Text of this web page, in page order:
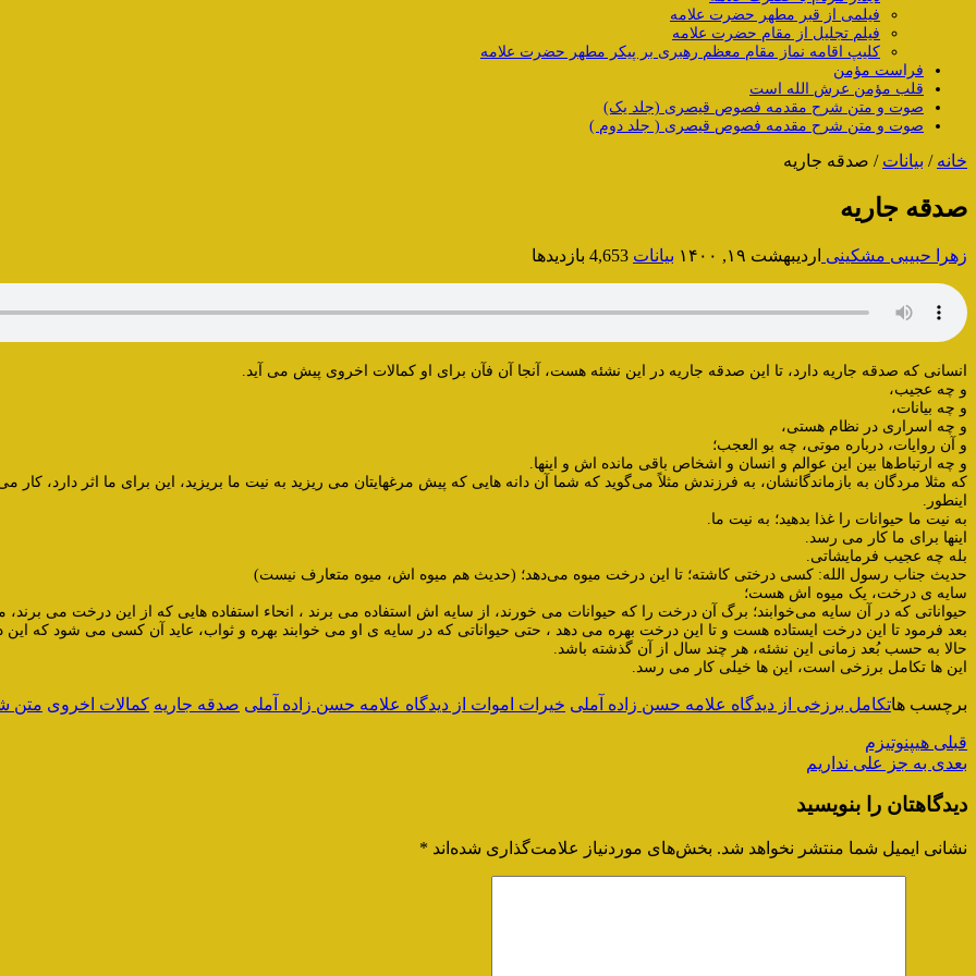
فیلمی از قبر مطهر حضرت علامه
فیلم تجلیل از مقام حضرت علامه
کلیپ اقامه نماز مقام معظم رهبری بر پیکر مطهر حضرت علامه
فراست مؤمن
قلب مؤمن عرش الله است
صوت و متن شرح مقدمه فصوص قیصری (جلد یک)
صوت و متن شرح مقدمه فصوص قیصری ( جلد دوم )
خانه / بیانات / صدقه جاریه
صدقه جاریه
زهرا حبیبی مشکینی اردیبهشت ۱۹, ۱۴۰۰ بیانات 4,653 بازدیدها
انسانی که صدقه جاریه دارد، تا این صدقه جاریه در این نشئه هست، آنجا آن فآن برای او کمالات اخروی پیش می آید.
و چه عجیب،
و چه بیانات،
و چه اسراری در نظام هستی،
و آن روایات، درباره موتی، چه بو العجب؛
و چه ارتباط‌ها بین این عوالم و انسان و اشخاص باقی مانده اش و اینها.
که مثلا مردگان به بازماندگانشان، به فرزندش مثلاً می‌گوید که شما آن دانه هایی که پیش مرغهایتان می ریزید به نیت ما بریزید، این برای ما اثر دارد، کار
اینطور.
به نیت ما حیوانات را غذا بدهید؛ به نیت ما.
اینها برای ما کار می رسد.
بله چه عجیب فرمایشاتی.
حدیث جناب رسول الله: کسی درختی کاشته؛ تا این درخت میوه می‌دهد؛ (حدیث هم میوه اش، میوه متعارف نیست)
سایه ی درخت، یک میوه اش هست؛
حیواناتی که در آن سایه می‌خوابند؛ برگ آن درخت را که حیوانات می خورند، از سایه اش استفاده می برند ، انحاء استفاده هایی که از این درخت می
بعد فرمود تا این درخت ایستاده هست و تا این درخت بهره می دهد ، حتی حیواناتی که در سایه ی او می خوابند بهره و ثواب، عاید آن کسی می شود که این
حالا به حسب بُعد زمانی این نشئه، هر چند سال از آن گذشته باشد.
این ها تکامل برزخی است، این ها خیلی کار می رسد.
برچسب هاتکامل برزخی از دیدگاه علامه حسن زاده آملی خیرات اموات از دیدگاه علامه حسن زاده آملی صدقه جاریه کمالات اخروی متن
قبلی هیپنوتیزم
بعدی به جز علی نداریم
دیدگاهتان را بنویسید
نشانی ایمیل شما منتشر نخواهد شد. بخش‌های موردنیاز علامت‌گذاری شده‌اند *